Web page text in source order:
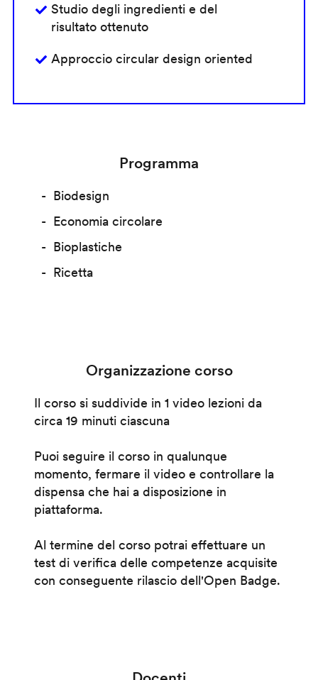
Studio degli ingredienti e del
risultato ottenuto
Approccio circular design oriented
Programma
Biodesign
Economia circolare
Bioplastiche
Ricetta
Organizzazione corso
Il corso si suddivide in 1 video lezioni da
circa 19 minuti ciascuna
Puoi seguire il corso in qualunque
momento, fermare il video e controllare la
dispensa che hai a disposizione in
piattaforma.
Al termine del corso potrai effettuare un
test di verifica delle competenze acquisite
con conseguente rilascio dell'Open Badge.